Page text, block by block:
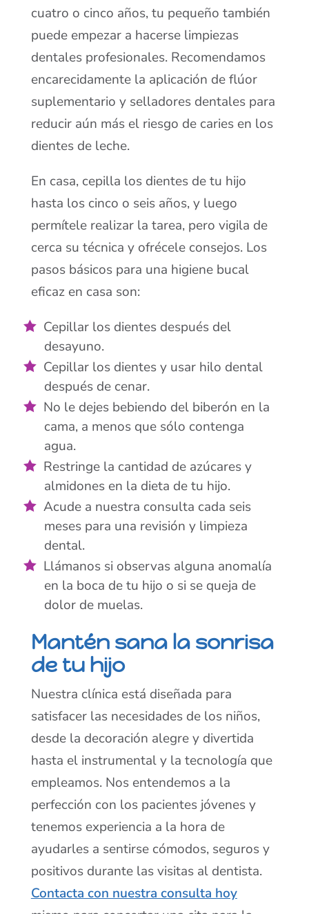
cuatro o cinco años, tu pequeño también
puede empezar a hacerse limpiezas
dentales profesionales. Recomendamos
encarecidamente la aplicación de flúor
suplementario y selladores dentales para
reducir aún más el riesgo de caries en los
dientes de leche.
En casa, cepilla los dientes de tu hijo
hasta los cinco o seis años, y luego
permítele realizar la tarea, pero vigila de
cerca su técnica y ofrécele consejos. Los
pasos básicos para una higiene bucal
eficaz en casa son:
Cepillar los dientes después del
desayuno.
Cepillar los dientes y usar hilo dental
después de cenar.
No le dejes bebiendo del biberón en la
cama, a menos que sólo contenga
agua.
Restringe la cantidad de azúcares y
almidones en la dieta de tu hijo.
Acude a nuestra consulta cada seis
meses para una revisión y limpieza
dental.
Llámanos si observas alguna anomalía
en la boca de tu hijo o si se queja de
dolor de muelas.
Mantén sana la sonrisa
de tu hijo
Nuestra clínica está diseñada para
satisfacer las necesidades de los niños,
desde la decoración alegre y divertida
hasta el instrumental y la tecnología que
empleamos. Nos entendemos a la
perfección con los pacientes jóvenes y
tenemos experiencia a la hora de
ayudarles a sentirse cómodos, seguros y
positivos durante las visitas al dentista.
Contacta con nuestra consulta hoy